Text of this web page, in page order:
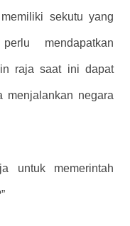
sekutu yang
mendapatkan
raja saat ini dapat
menjalankan negara
untuk memerintah